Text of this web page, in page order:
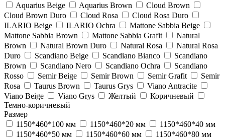
Aquarius Beige
Aquarius Brown
Cloud Brown
Cloud Brown Duro
Cloud Rosa
Cloud Rosa Duro
ILARIO Beige
ILARIO Ochra
Mattone Sabbia Beige
Mattone Sabbia Brown
Mattone Sabbia Grafit
Natural
Brown
Natural Brown Duro Natural Rosa
Natural Rosa
Duro
Scandiano Beige Scandiano Bianco
Scandiano
Brown
Scandiano Nero Scandiano Ochra
Scandiano
Rosso
Semir Beige Semir Brown Semir Grafit
Semir
Rosa
Taurus Brown Taurus Grys
Viano Antracite
Viano Beige
Viano Grys Желтый
Коричневый
Темно-коричневый
Размер
1150*460*100 мм
1150*460*20 мм
1150*460*40 мм
1150*460*50 мм
1150*460*60 мм
1150*460*80 мм